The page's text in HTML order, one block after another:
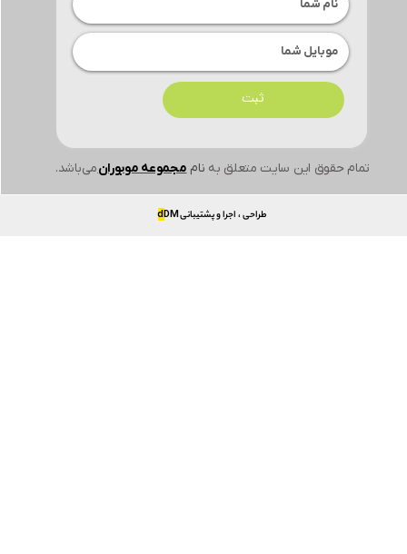
تمام حقوق این سایت متعلق به ناممجموعه موبورانمی‌باشد.
ثبت
طراحی ، اجرا و پشتیبانی dDM